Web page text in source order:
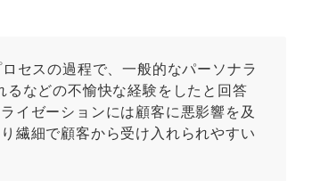
セスの過程で、一般的なパーソナラ
などの不愉快な経験をしたと回答
イゼーションには顧客に悪影響を及
繊細で顧客から受け入れられやすい